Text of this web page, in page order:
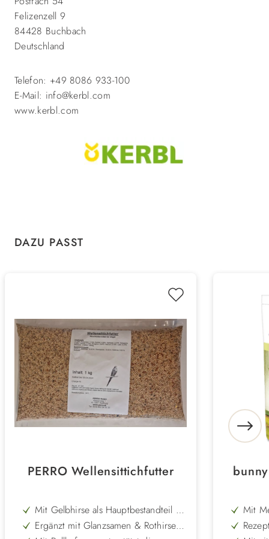
Felizenzell 9
84428 Buchbach
Deutschland
Telefon: +49 8086 933-100
E-Mail: info@kerbl.com
www.kerbl.com
Produktgalerie überspringen
DAZU PASST
PERRO Wellensittichfutter
Mit Gelbhirse als Hauptbestandteil –
hohe Akzeptanz & wertvolle
Energiequelle
Ergänzt mit Glanzsamen & Rothirse –
Mit